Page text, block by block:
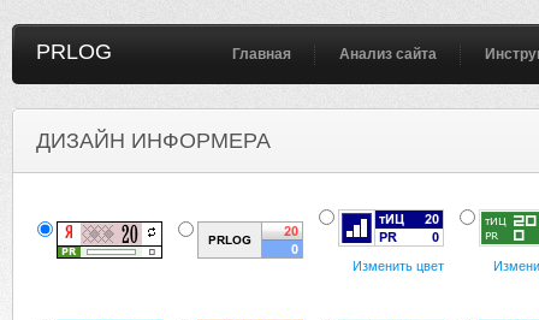
PRLOG Главная Анализ сайта
ДИЗАЙН ИНФОРМЕРА
Изменить цвет